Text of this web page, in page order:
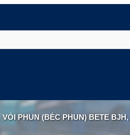
VÒI PHUN (BÉC PHUN) BETE BJH,